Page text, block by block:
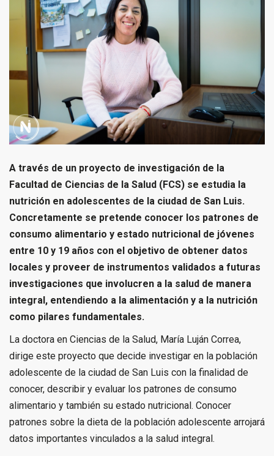
A través de un proyecto de investigación de la
Facultad de Ciencias de la Salud (FCS) se estudia la
nutrición en adolescentes de la ciudad de San Luis.
Concretamente se pretende conocer los patrones de
consumo alimentario y estado nutricional de jóvenes
entre 10 y 19 años con el objetivo de obtener datos
locales y proveer de instrumentos validados a futuras
investigaciones que involucren a la salud de manera
integral, entendiendo a la alimentación y a la nutrición
como pilares fundamentales.
La doctora en Ciencias de la Salud, María Luján Correa,
dirige este proyecto que decide investigar en la población
adolescente de la ciudad de San Luis con la finalidad de
conocer, describir y evaluar los patrones de consumo
alimentario y también su estado nutricional. Conocer
patrones sobre la dieta de la población adolescente arrojará
datos importantes vinculados a la salud integral.